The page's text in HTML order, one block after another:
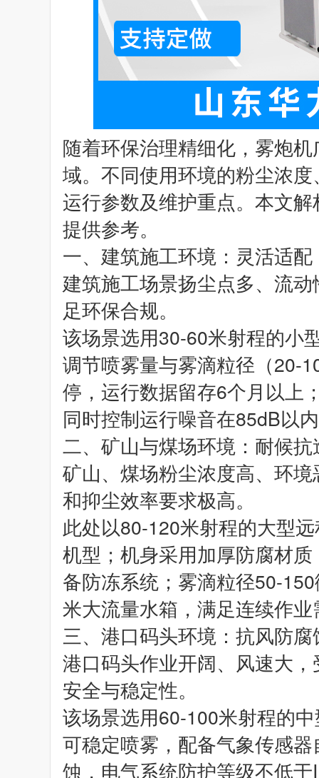
随着环保治理精细化，雾炮
域。不同使用环境的粉尘浓
运行参数及维护重点。本文
提供参考。
一、建筑施工环境：灵活适
建筑施工场景扬尘点多、流
足环保合规。
该场景选用30-60米射程的小
调节喷雾量与雾滴粒径（20-
停，运行数据留存6个月以上
同时控制运行噪音在85dB以
二、矿山与煤场环境：耐候
矿山、煤场粉尘浓度高、环
和抑尘效率要求极高。
此处以80-120米射程的大型
机型；机身采用加厚防腐材
备防冻系统；雾滴粒径50-
米大流量水箱，满足连续作业
三、港口码头环境：抗风防
港口码头作业开阔、风速大
安全与稳定性。
该场景选用60-100米射程的
可稳定喷雾，配备气象传感
蚀，电气系统防护等级不低